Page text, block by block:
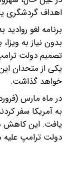
اهداف گردشگری یا تجاری، تا ۹۰
برنامه لغو
بدون نیاز به
تصمیم دولت
یکی از متحدان
خواهد گذاشت.
در ماه مارس
یافت. این کاهش
دولت ترامپ علیه